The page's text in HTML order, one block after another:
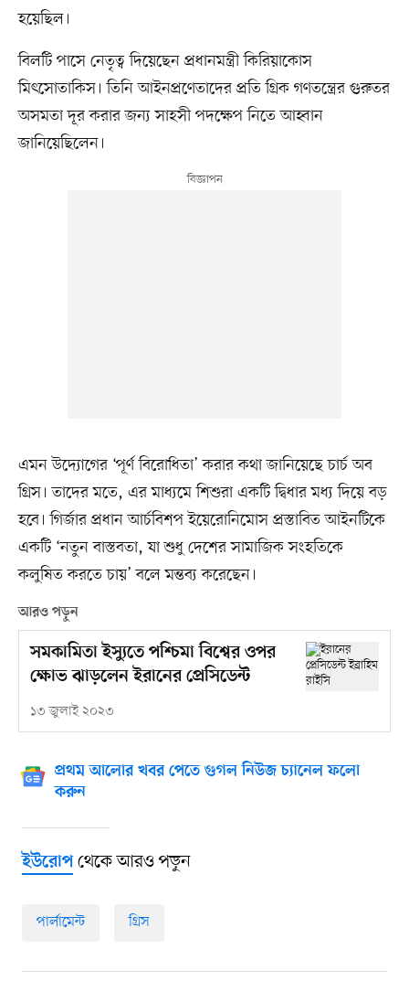
হয়েছিল।
বিলটি পাসে নেতৃত্ব দিয়েছেন প্রধানমন্ত্রী কিরিয়াকোস
মিৎসোতাকিস। তিনি আইনপ্রণেতাদের প্রতি গ্রিক গণতন্ত্রের গুরুতর
অসমতা দূর করার জন্য সাহসী পদক্ষেপ নিতে আহ্বান
জানিয়েছিলেন।
এমন উদ্যোগের ‘পূর্ণ বিরোধিতা’ করার কথা জানিয়েছে চার্চ অব
গ্রিস। তাদের মতে, এর মাধ্যমে শিশুরা একটি দ্বিধার মধ্য দিয়ে বড়
হবে। গির্জার প্রধান আর্চবিশপ ইয়েরোনিমোস প্রস্তাবিত আইনটিকে
একটি ‘নতুন বাস্তবতা, যা শুধু দেশের সামাজিক সংহতিকে
কলুষিত করতে চায়’ বলে মন্তব্য করেছেন।
আরও পড়ুন
সমকামিতা ইস্যুতে পশ্চিমা বিশ্বের ওপর
ক্ষোভ ঝাড়লেন ইরানের প্রেসিডেন্ট
১৩ জুলাই ২০২৩
প্রথম আলোর খবর পেতে গুগল নিউজ চ্যানেল ফলো
করুন
ইউরোপথেকে আরও পড়ুন
পার্লামেন্ট গ্রিস